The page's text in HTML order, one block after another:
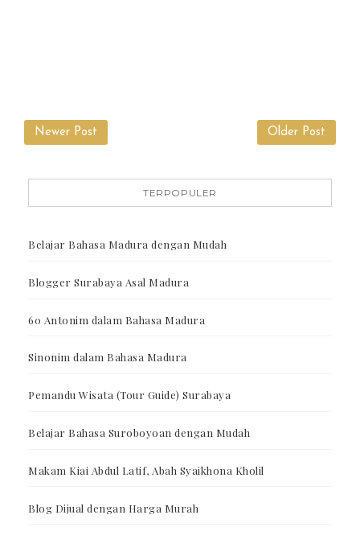
Newer Post Older Post
TERPOPULER
Belajar Bahasa Madura dengan Mudah
Blogger Surabaya Asal Madura
60 Antonim dalam Bahasa Madura
Sinonim dalam Bahasa Madura
Pemandu Wisata (Tour Guide) Surabaya
Belajar Bahasa Suroboyoan dengan Mudah
Makam Kiai Abdul Latif, Abah Syaikhona Kholil
Blog Dijual dengan Harga Murah